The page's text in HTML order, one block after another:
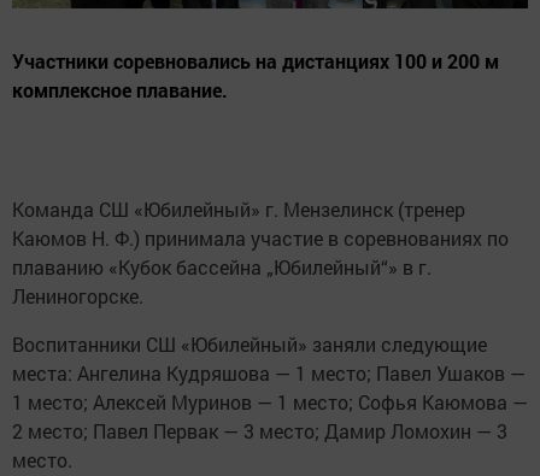
Участники соревновались на дистанциях 100 и 200 м
комплексное плавание.
Команда СШ «Юбилейный» г. Мензелинск (тренер
Каюмов Н. Ф.) принимала участие в соревнованиях по
плаванию «Кубок бассейна „Юбилейный“» в г.
Лениногорске.
Воспитанники СШ «Юбилейный» заняли следующие
места: Ангелина Кудряшова — 1 место; Павел Ушаков —
1 место; Алексей Муринов — 1 место; Софья Каюмова —
2 место; Павел Первак — 3 место; Дамир Ломохин — 3
место.